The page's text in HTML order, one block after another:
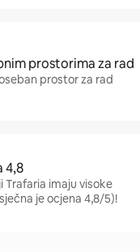
prostorima za rad
prostor za rad
4,8
Trafaria imaju visoke
je ocjena 4,8/5)!